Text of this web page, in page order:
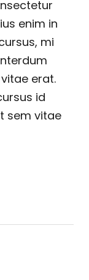
enim in
mi
erat.
id
sem vitae